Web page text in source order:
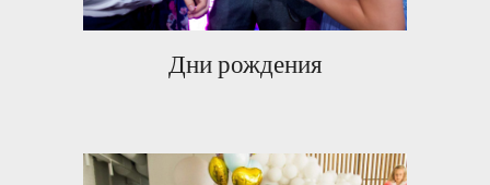
Дни рождения